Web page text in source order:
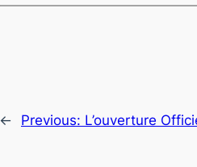
← Previous: L’ouverture